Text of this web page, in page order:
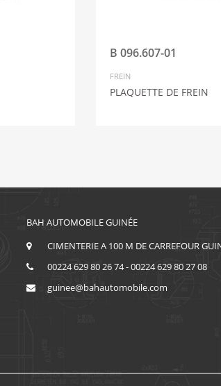
B 096.607-01
FREIN
PLAQUETTE DE FREIN
BAH AUTOMOBILE GUINÉE
CIMENTERIE A 100 M DE CARREFOUR
00224 629 80 26 74 - 00224 629 80 27 08
guinee@bahautomobile.com